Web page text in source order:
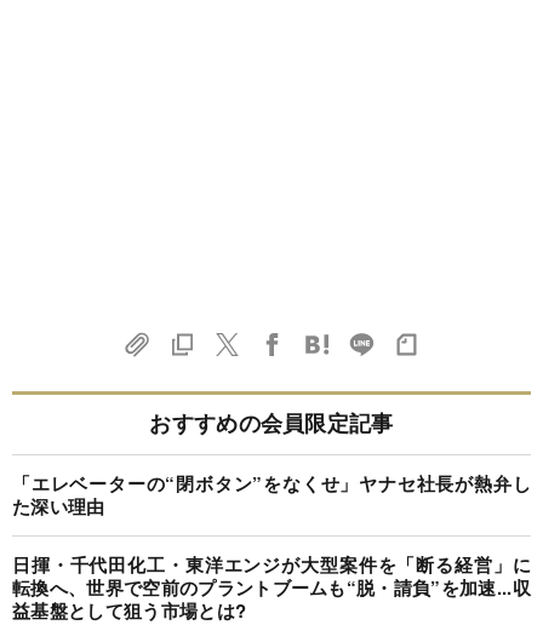
おすすめの会員限定記事
「エレベーターの“閉ボタン”をなくせ」ヤナセ社長が熱弁し
た深い理由
日揮・千代田化工・東洋エンジが大型案件を「断る経営」に
転換へ、世界で空前のプラントブームも“脱・請負”を加速...収
益基盤として狙う市場とは?